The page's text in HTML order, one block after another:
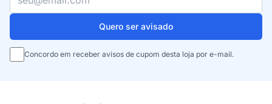
Quero ser avisado
Concordo em receber avisos de cupom desta loja por e-mail.